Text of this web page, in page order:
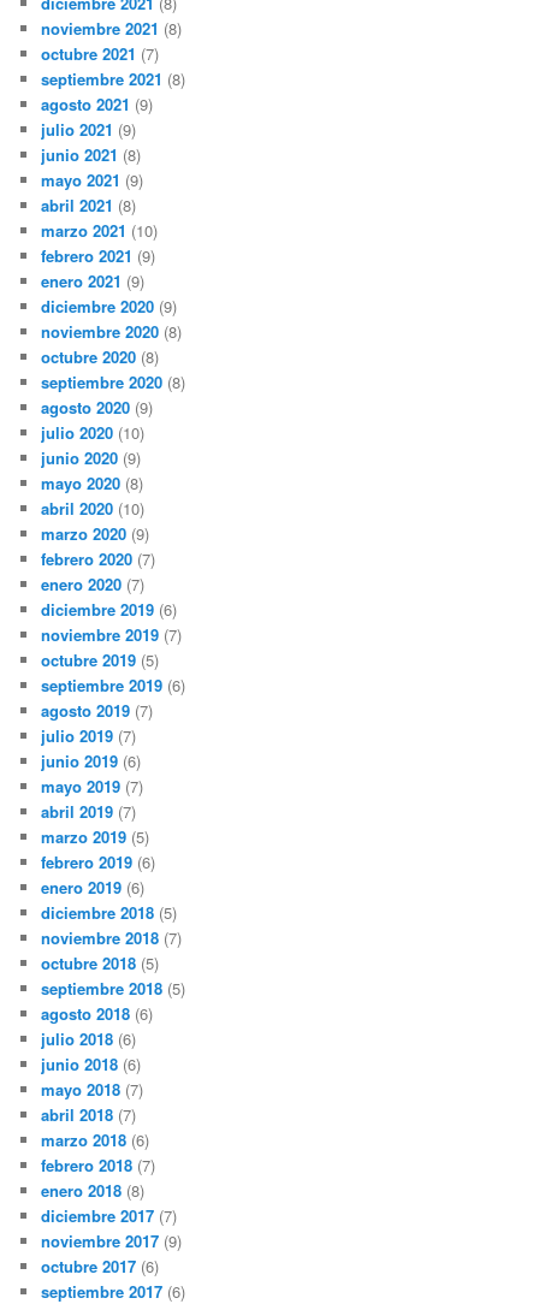
noviembre 2021 (8)
octubre 2021 (7)
septiembre 2021 (8)
agosto 2021 (9)
julio 2021 (9)
junio 2021 (8)
mayo 2021 (9)
abril 2021 (8)
marzo 2021 (10)
febrero 2021 (9)
enero 2021 (9)
diciembre 2020 (9)
noviembre 2020 (8)
octubre 2020 (8)
septiembre 2020 (8)
agosto 2020 (9)
julio 2020 (10)
junio 2020 (9)
mayo 2020 (8)
abril 2020 (10)
marzo 2020 (9)
febrero 2020 (7)
enero 2020 (7)
diciembre 2019 (6)
noviembre 2019 (7)
octubre 2019 (5)
septiembre 2019 (6)
agosto 2019 (7)
julio 2019 (7)
junio 2019 (6)
mayo 2019 (7)
abril 2019 (7)
marzo 2019 (5)
febrero 2019 (6)
enero 2019 (6)
diciembre 2018 (5)
noviembre 2018 (7)
octubre 2018 (5)
septiembre 2018 (5)
agosto 2018 (6)
julio 2018 (6)
junio 2018 (6)
mayo 2018 (7)
abril 2018 (7)
marzo 2018 (6)
febrero 2018 (7)
enero 2018 (8)
diciembre 2017 (7)
noviembre 2017 (9)
octubre 2017 (6)
septiembre 2017 (6)